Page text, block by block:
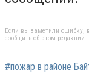
Если вы заметили ошибку,
сообщить об этом редакции
#пожар в районе